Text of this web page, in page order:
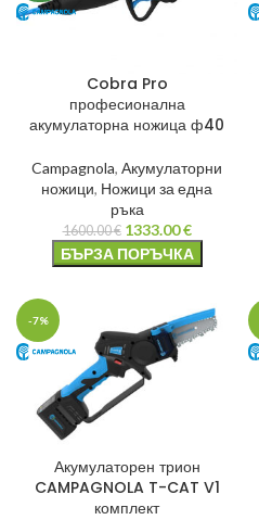
Cobra Pro
професионална
акумулаторна ножица ф40
Campagnola, Акумулаторни
ножици, Ножици за една
ръка
1600.00€ 1333.00€
БЪРЗА ПОРЪЧКА
-7%
Акумулаторен трион
CAMPAGNOLA T-CAT V1
комплект